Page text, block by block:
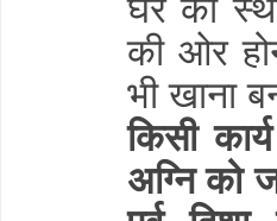
की ओर
भी खाना
किसी
अग्नि को